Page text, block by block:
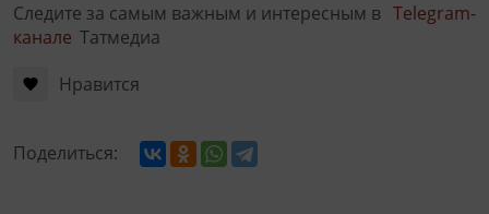
Следите за самым важным и интересным в Telegram-
канале Татмедиа
Нравится
Поделиться: